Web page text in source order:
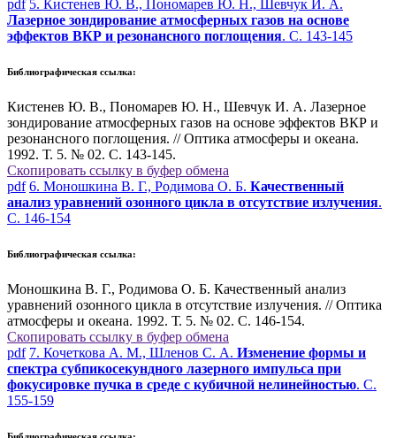
pdf 5. Кистенев Ю. В., Пономарев Ю. Н., Шевчук И. А.
Лазерное зондирование атмосферных газов на основе
эффектов ВКР и резонансного поглощения. С. 143-145
Библиографическая ссылка:
Кистенев Ю. В., Пономарев Ю. Н., Шевчук И. А. Лазерное
зондирование атмосферных газов на основе эффектов ВКР и
резонансного поглощения. // Оптика атмосферы и океана.
1992. Т. 5. № 02. С. 143-145.
Скопировать ссылку в буфер обмена
pdf 6. Моношкина В. Г., Родимова О. Б. Качественный
анализ уравнений озонного цикла в отсутствие излучения.
С. 146-154
Библиографическая ссылка:
Моношкина В. Г., Родимова О. Б. Качественный анализ
уравнений озонного цикла в отсутствие излучения. // Оптика
атмосферы и океана. 1992. Т. 5. № 02. С. 146-154.
Скопировать ссылку в буфер обмена
pdf 7. Кочеткова А. М., Шленов С. А. Изменение формы и
спектра субпикосекундного лазерного импульса при
фокусировке пучка в среде с кубичной нелинейностью. С.
155-159